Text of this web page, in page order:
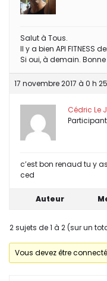
Salut à Tous.
Il y a bien API FITNESS
Si oui, à demain.
17 novembre 2017 à 0 h
Cédric Le
Participant
c’est bon renaud tu y
ced
Auteur
2 sujets de 1 à 2 (sur un
Vous devez être